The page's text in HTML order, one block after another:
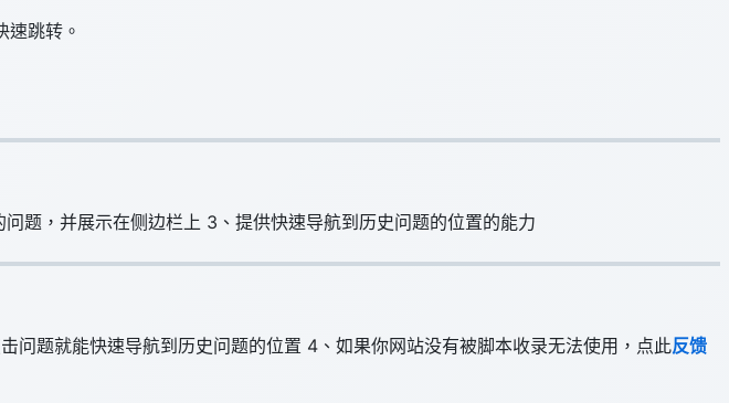
速跳转。
题，并展示在侧边栏上 3、提供快速导航到历史问题的位置的能力
题就能快速导航到历史问题的位置 4、如果你网站没有被脚本收录无法使用，点此反馈